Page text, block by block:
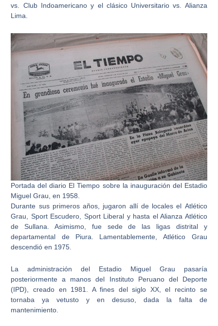
vs. Club Indoamericano y el clásico Universitario vs. Alianza
Lima.
Portada del diario El Tiempo sobre la inauguración del Estadio
Miguel Grau, en 1958.
Durante sus primeros años, jugaron allí de locales el Atlético
Grau , Sport Escudero, Sport Liberal y hasta el Alianza Atlético
de Sullana. Asimismo, fue sede de las ligas distrital y
departamental de Piura. Lamentablemente,Atlético Grau
descendió en 1975
La administración del Estadio Miguel Grau pasaría
posteriormente a manos del Instituto Peruano del Deporte
(IPD), creado en 1981. A fines del siglo XX, el recinto se
tornaba ya vetusto y en desuso, dada la falta de
mantenimiento.